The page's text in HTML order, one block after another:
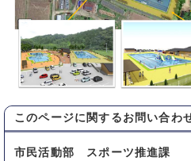
このページに関する お問い合わ
市民活動部 スポーツ推進課